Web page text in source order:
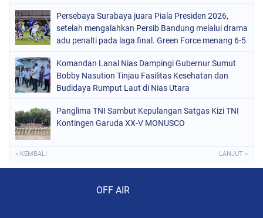
Persebaya Surabaya juara Piala Presiden 2026,
setelah mengalahkan Persib Bandung melalui drama
adu penalti pada laga final. Green Force menang 6-5
menit
Komandan Lanal Nias Dampingi Gubernur Sumut
Bobby Nasution Tinjau Fasilitas Kesehatan dan
Budidaya Rumput Laut di Nias Utara
Panglima TNI Sambut Kepulangan Satgas Kizi TNI
Kontingen Garuda XX-V MONUSCO
« KEMBALI LANJUT »
OFF AIR